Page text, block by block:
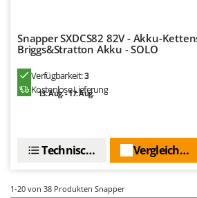
Snapper SXDCS82 82V - Akku-
Briggs&Stratton Akku - SOLO
Verfügbarkeit:3
Kostenlose Lieferung
13. Aug. - 17. Aug.
Vergleichen
Technische Daten
1-20 von 38 Produkten Snapper